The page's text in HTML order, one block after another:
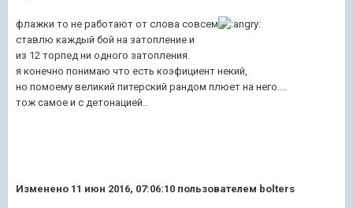
флажки то не работают от слова совсем
ставлю каждый бой на затопление и
из 12 торпед ни одного затопления.
я конечно понимаю что есть коэфициент некий,
но помоему великий питерский рандом плюет на него....
тож самое и с детонацией..
Изменено 11 июн 2016, 07:06:10 пользователем bolters